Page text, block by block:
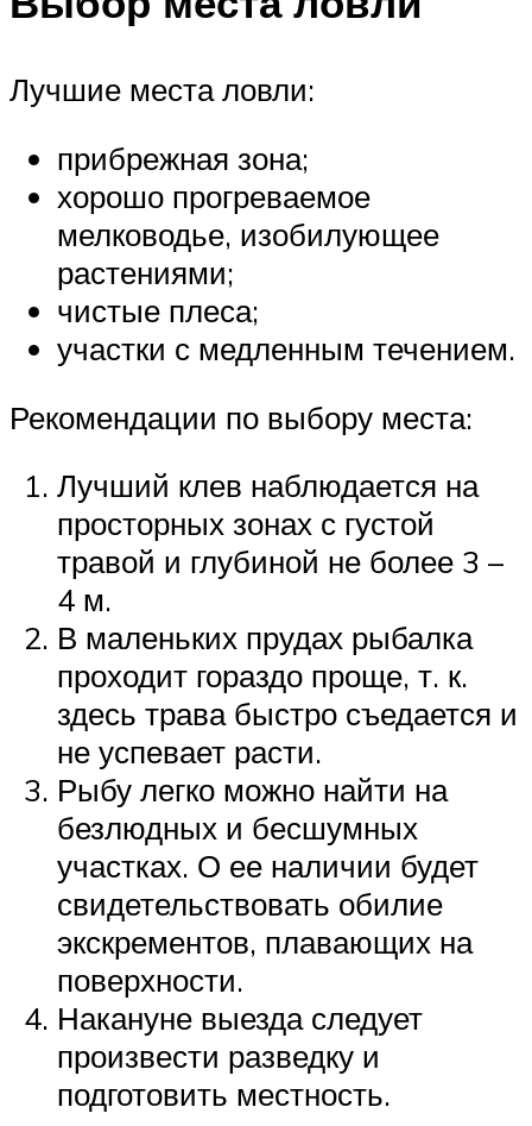
Лучшие места ловли:
прибрежная зона;
хорошо прогреваемое
мелководье, изобилующее
растениями;
чистые плеса;
участки с медленным течением.
Рекомендации по выбору места:
Лучший клев наблюдается на
просторных зонах с густой
травой и глубиной не более 3 –
4 м.
В маленьких прудах рыбалка
проходит гораздо проще, т. к.
здесь трава быстро съедается и
не успевает расти.
Рыбу легко можно найти на
безлюдных и бесшумных
участках. О ее наличии будет
свидетельствовать обилие
экскрементов, плавающих на
поверхности.
Накануне выезда следует
произвести разведку и
подготовить местность.